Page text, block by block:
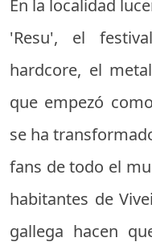
En la localidad
'Resu', el
hardcore, el
que empezó
se ha
fans de todo el
habitantes de
gallega hacen